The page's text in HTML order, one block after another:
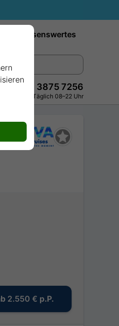
Wissenswertes
+49 228 3875 7256
Kostenlos · Täglich 08–22 Uhr
2.550 € p.P.